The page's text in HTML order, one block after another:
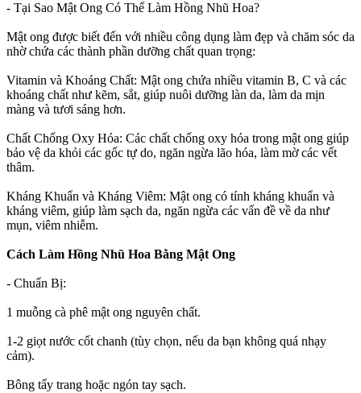
- Tại Sao Mật Ong Có Thể Làm Hồng Nhũ Hoa?
Mật ong được biết đến với nhiều công dụng làm đẹp và chăm sóc da
nhờ chứa các thành phần dưỡng chất quan trọng:
Vitamin và Khoáng Chất: Mật ong chứa nhiều vitamin B, C và các
khoáng chất như kẽm, sắt, giúp nuôi dưỡng làn da, làm da mịn
màng và tươi sáng hơn.
Chất Chống Oxy Hóa: Các chất chống oxy hóa trong mật ong giúp
bảo vệ da khỏi các gốc tự do, ngăn ngừa lão hóa, làm mờ các vết
thâm.
Kháng Khuẩn và Kháng Viêm: Mật ong có tính kháng khuẩn và
kháng viêm, giúp làm sạch da, ngăn ngừa các vấn đề về da như
mụn, viêm nhiễm.
Cách Làm Hồng Nhũ Hoa Bằng Mật Ong
- Chuẩn Bị:
1 muỗng cà phê mật ong nguyên chất.
1-2 giọt nước cốt chanh (tùy chọn, nếu da bạn không quá nhạy
cảm).
Bông tẩy trang hoặc ngón tay sạch.